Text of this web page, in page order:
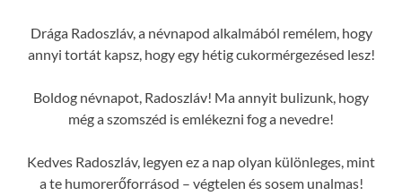
Drága Radoszláv, a névnapod alkalmából remélem, hogy
annyi tortát kapsz, hogy egy hétig cukormérgezésed lesz!
Boldog névnapot, Radoszláv! Ma annyit bulizunk, hogy
még a szomszéd is emlékezni fog a nevedre!
Kedves Radoszláv, legyen ez a nap olyan különleges, mint
a te humorerőforrásod – végtelen és sosem unalmas!